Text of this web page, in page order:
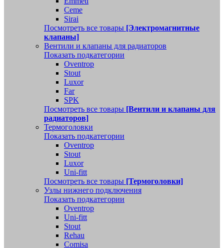
Ceme
Sirai
Посмотреть все товары [Электромагнитные
клапаны]
Вентили и клапаны для радиаторов
Показать подкатегории
Oventrop
Stout
Luxor
Far
SPK
Посмотреть все товары [Вентили и клапаны для
радиаторов]
Термоголовки
Показать подкатегории
Oventrop
Stout
Luxor
Uni-fitt
Посмотреть все товары [Термоголовки]
Узлы нижнего подключения
Показать подкатегории
Oventrop
Uni-fitt
Stout
Rehau
Comisa